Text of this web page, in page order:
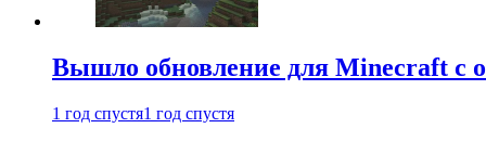
Вышло обновление для Minecraft
1 год спустя1 год спустя